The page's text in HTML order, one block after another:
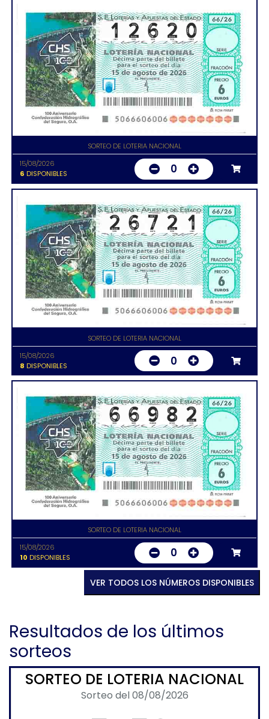
SORTEO DE LOTERIA NACIONAL
15/08/2026
6 DISPONIBLES 0
SORTEO DE LOTERIA NACIONAL
15/08/2026
8 DISPONIBLES 0
SORTEO DE LOTERIA NACIONAL
15/08/2026
10 DISPONIBLES 0
VER TODOS LOS NÚMEROS DISPONIBLES
Resultados de los últimos
sorteos
SORTEO DE LOTERIA NACIONAL
Sorteo del 08/08/2026